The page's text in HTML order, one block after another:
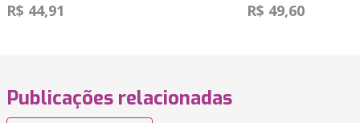
R$ 44,91 R$ 49,60
Publicações relacionadas